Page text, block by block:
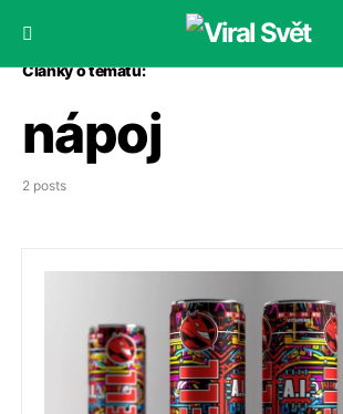
Články o tématu:
nápoj
2 posts